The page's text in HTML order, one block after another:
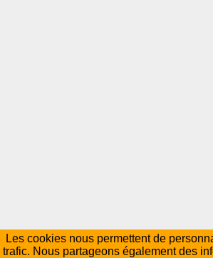
Les cookies nous permettent de
trafic. Nous partageons également des